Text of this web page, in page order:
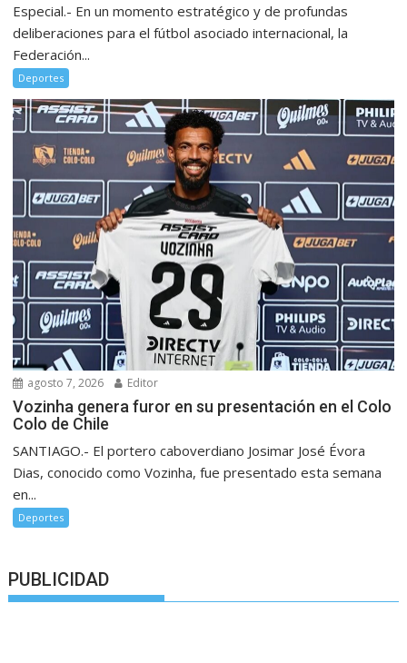
Especial.- En un momento estratégico y de profundas
deliberaciones para el fútbol asociado internacional, la
Federación...
Deportes
agosto 7, 2026 Editor
Vozinha genera furor en su presentación en el Colo
Colo de Chile
SANTIAGO.- El portero caboverdiano Josimar José Évora
Dias, conocido como Vozinha, fue presentado esta semana
en...
Deportes
PUBLICIDAD